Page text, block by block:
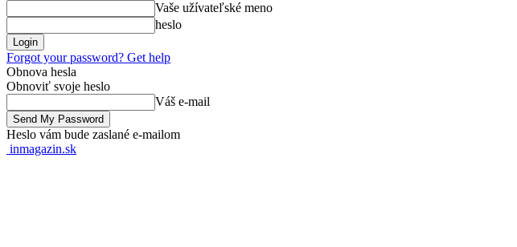
Vaše užívateľské meno
heslo
Forgot your password? Get help
Obnova hesla
Obnoviť svoje heslo
Váš e-mail
Heslo vám bude zaslané e-mailom
inmagazin.sk